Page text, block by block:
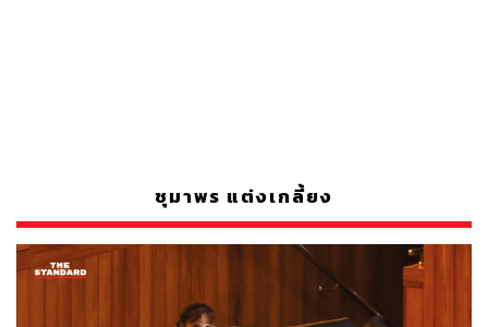
ชุมาพร แต่งเกลี้ยง